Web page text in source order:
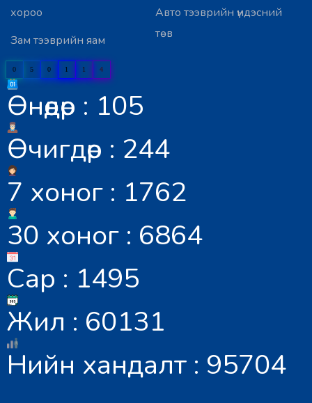
хороо
Зам тээврийн яам
Авто тээврийн үндэсний
төв
0 5 0 1 1 4
Өнөөдөр : 105
Өчигдөр : 244
7 хоног : 1762
30 хоног : 6864
Сар : 1495
Жил : 60131
Нийн хандалт : 95704